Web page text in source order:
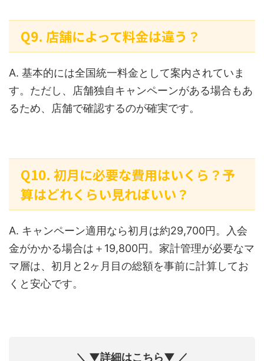
Q9. 店舗によって料金は違う？
A. 基本的には全国統一料金として案内されていま
す。ただし、店舗独自キャンペーンがある場合もあ
るため、店舗で確認するのが確実です。
Q10. 初月に必要な費用はいくら？予
算はどれくらい見ればいい？
A. キャンペーン適用なら初月は約29,700円。入会
金がかかる場合は＋19,800円。家計管理が必要なマ
マ層は、初月と2ヶ月目の総額を事前に計算してお
くと安心です。
＼ ▼詳細はこちら▼ ／